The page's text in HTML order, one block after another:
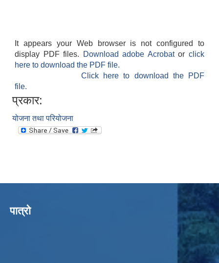
It appears your Web browser is not configured to
display PDF files.
Download adobe Acrobatorclick
here to download the PDF file.
Click here to download the PDF
file.
प्रकार:
योजना तथा परियोजना
पात्रो